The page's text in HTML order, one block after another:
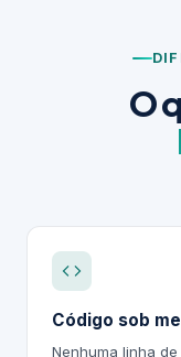
O
Código sob
Nenhuma linha